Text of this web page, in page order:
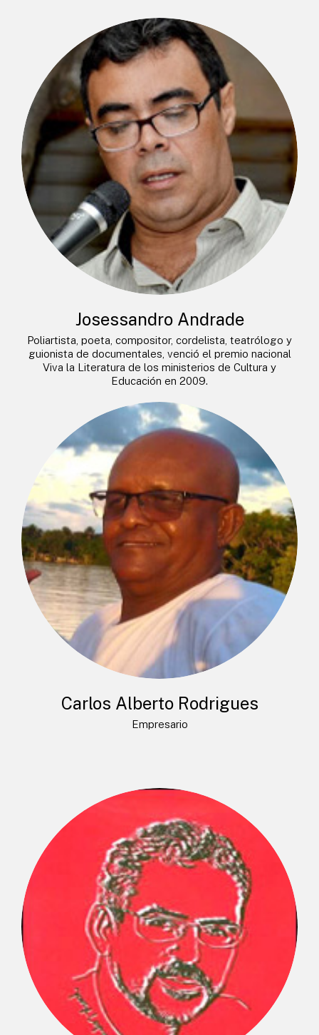
Josessandro Andrade
Poliartista, poeta, compositor, cordelista, teatrólogo y
guionista de documentales, venció el premio nacional
Viva la Literatura de los ministerios de Cultura y
Educación en 2009.
Carlos Alberto Rodrigues
Empresario